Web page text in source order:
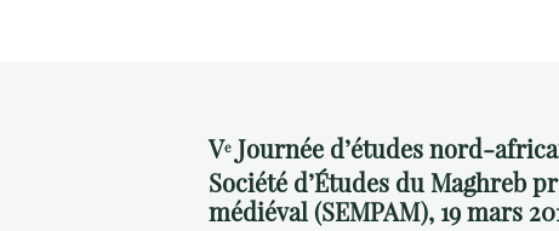
Ve Journée d’études nord-
Société d’Études du Maghreb
médiéval (SEMPAM), 19 mars